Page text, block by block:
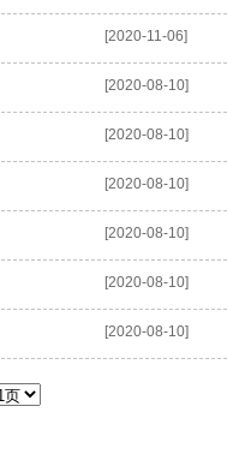
[2020-11-06]
[2020-08-10]
[2020-08-10]
[2020-08-10]
[2020-08-10]
[2020-08-10]
[2020-08-10]